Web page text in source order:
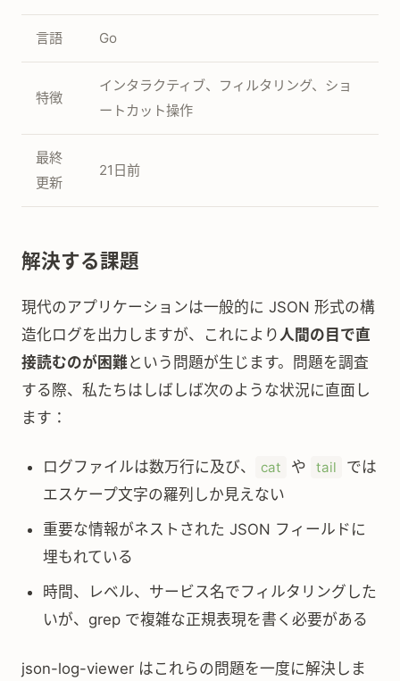
言語 Go
特徴
インタラクティブ、フィルタリング、ショ
ートカット操作
最終
更新
21日前
解決する課題
現代のアプリケーションは一般的に JSON 形式の構
造化ログを出力しますが、これにより人間の目で直
接読むのが困難という問題が生じます。問題を調査
する際、私たちはしばしば次のような状況に直面し
ます：
ログファイルは数万行に及び、 cat や tail
では
エスケープ文字の羅列しか見えない
重要な情報がネストされた JSON フィールドに
埋もれている
時間、レベル、サービス名でフィルタリングした
いが、grep で複雑な正規表現を書く必要がある
json-log-viewer はこれらの問題を一度に解決しま